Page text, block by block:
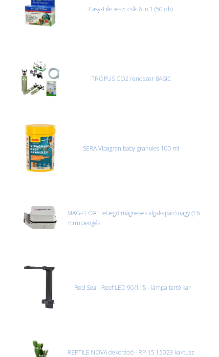
Easy-Life teszt csík 6 in 1 (50 db)
TRÓPUS CO2 rendszer BASIC
SERA Vipagran baby granules 100 ml
MAG-FLOAT lebegő mágneses algakaparó nagy (16
mm) pengés
Red Sea - Reef LED 90/115 - lámpa tartó kar
REPTILE NOVA dekoráció - RP-15 15029 kaktusz